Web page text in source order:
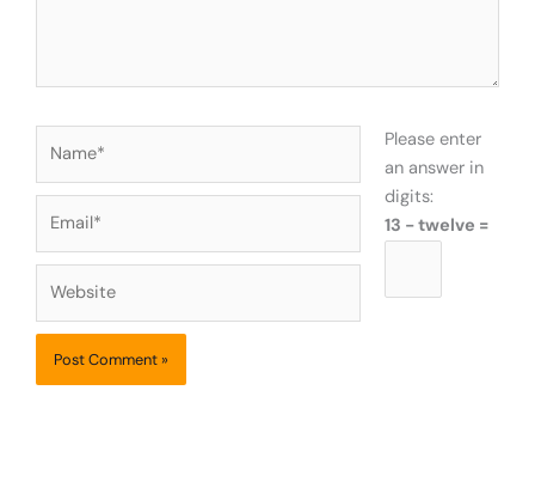
Please enter
an answer in
digits:
13 − twelve =